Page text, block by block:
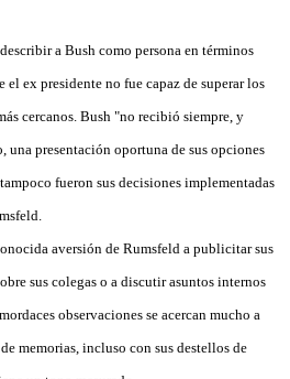
a Bush como persona en términos
ex presidente no fue capaz de superar los
cercanos. Bush "no recibió siempre, y
una presentación oportuna de sus opciones
fueron sus decisiones implementadas
aversión de Rumsfeld a publicitar sus
sus colegas o a discutir asuntos internos
observaciones se acercan mucho a
memorias, incluso con sus destellos de